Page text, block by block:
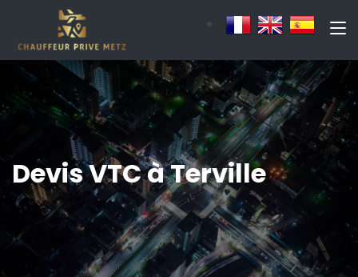
Devis VTC à Terville